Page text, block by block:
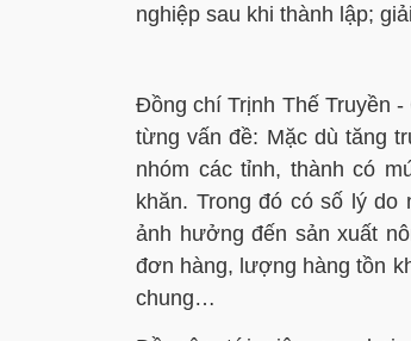
nghiệp sau khi thành lập;
Đồng chí Trịnh Thế Truyền
từng vấn đề: Mặc dù tăng
nhóm các tỉnh, thành có
khăn. Trong đó có số lý
ảnh hưởng đến sản xuất
đơn hàng, lượng hàng tồn
chung…